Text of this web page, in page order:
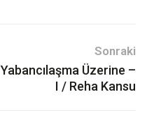
Sonraki
Yabancılaşma Üzerine –
I / Reha Kansu